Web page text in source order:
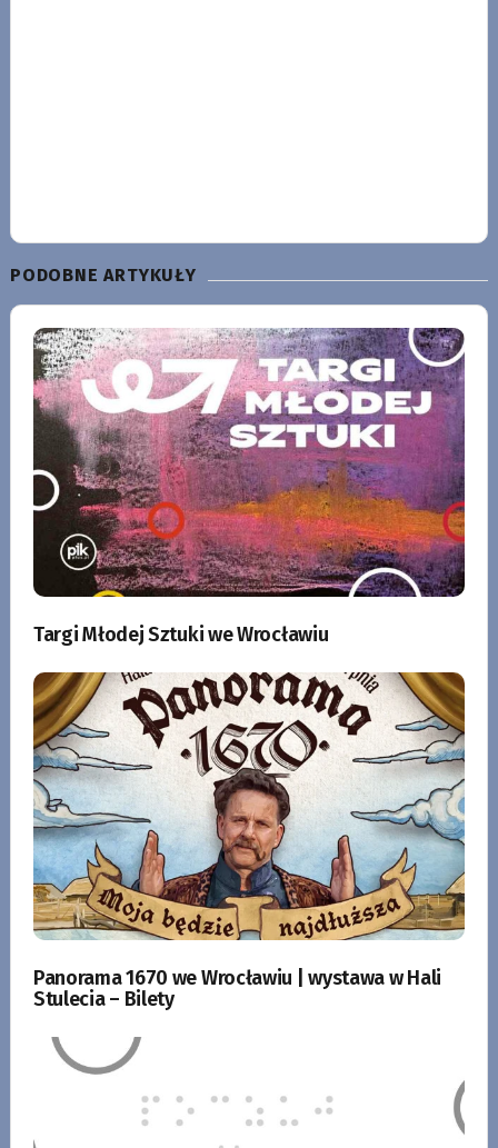
PODOBNE ARTYKUŁY
Targi Młodej Sztuki we Wrocławiu
Panorama 1670 we Wrocławiu | wystawa w Hali
Stulecia – Bilety